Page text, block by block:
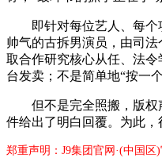
即针对每位艺人、每个项
帅气的古拆男演员，由司
取合作研究核心从任、法
台发卖；不是简单地“按一
但不是完全照搬，版权声
件给出了明白回覆。为此
郑重声明：J9集团官网·(中国